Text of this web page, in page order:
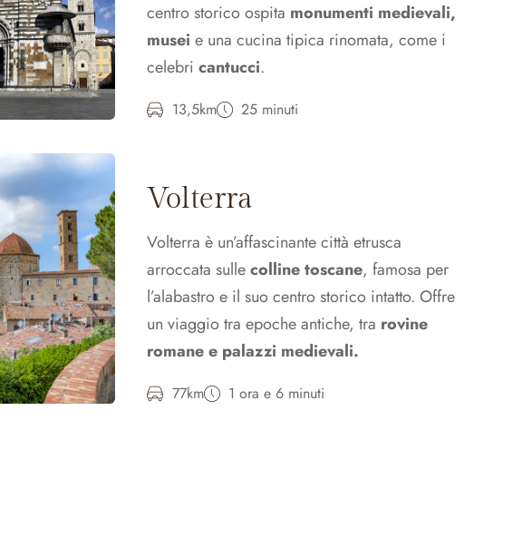
centro storico ospita monumenti medievali,
musei e una cucina tipica rinomata, come i
celebricantucci.
13,5km 25 minuti
Volterra
Volterra è un’affascinante città etrusca
arroccata sullecolline toscane, famosa per
l’alabastro e il suo centro storico intatto. Offre
un viaggio tra epoche antiche, tra rovine
romane e palazzi medievali.
77km 1 ora e 6 minuti